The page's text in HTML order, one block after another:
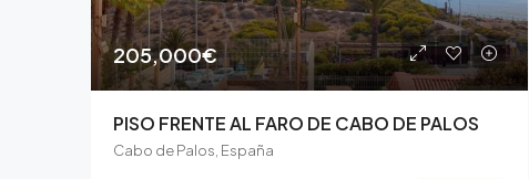
205,000€
PISO FRENTE AL FARO DE CABO DE PALOS
Cabo de Palos, España